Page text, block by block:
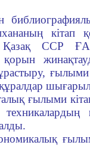
кітап
Қазақ ССР ҒА
ғылыми
ғылыми